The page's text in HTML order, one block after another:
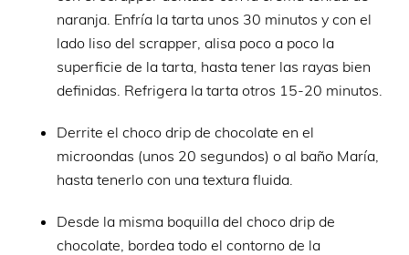
naranja. Enfría la tarta unos 30 minutos y con el
lado liso del scrapper, alisa poco a poco la
superficie de la tarta, hasta tener las rayas bien
definidas. Refrigera la tarta otros 15-20 minutos.
Derrite el choco drip de chocolate en el
microondas (unos 20 segundos) o al baño María,
hasta tenerlo con una textura fluida.
Desde la misma boquilla del choco drip de
chocolate, bordea todo el contorno de la